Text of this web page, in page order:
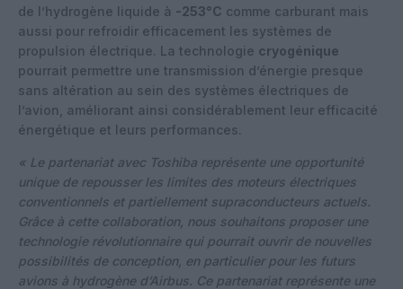
de l’hydrogène liquide à -253°C comme carburant mais
aussi pour refroidir efficacement les systèmes de
propulsion électrique. La technologie cryogénique
pourrait permettre une transmission d’énergie presque
sans altération au sein des systèmes électriques de
l’avion, améliorant ainsi considérablement leur efficacité
énergétique et leurs performances.
« Le partenariat avec Toshiba représente une opportunité
unique de repousser les limites des moteurs électriques
conventionnels et partiellement supraconducteurs actuels.
Grâce à cette collaboration, nous souhaitons proposer une
technologie révolutionnaire qui pourrait ouvrir de nouvelles
possibilités de conception, en particulier pour les futurs
avions à hydrogène d’Airbus. Ce partenariat représente une